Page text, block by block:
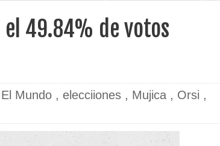
49.84% de votos
El Mundo , elecciiones , Mujica , Orsi ,